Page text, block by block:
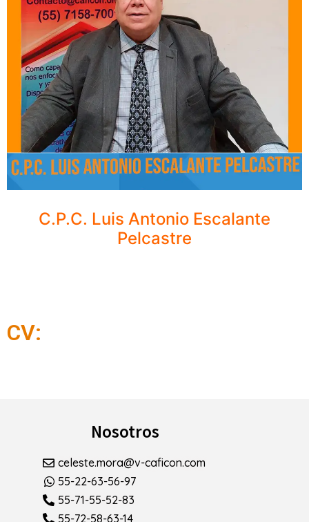
C.P.C. Luis Antonio Escalante
Pelcastre
CV:
Nosotros
celeste.mora@v-caficon.com
55-22-63-56-97
55-71-55-52-83
55-72-58-63-14